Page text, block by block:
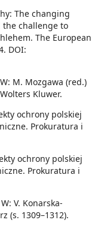
The changing
challenge to
The European
DOI:
M. Mozgawa (red.)
Kluwer.
ochrony polskiej
Prokuratura i
ochrony polskiej
Prokuratura i
V. Konarska-
(s. 1309–1312).